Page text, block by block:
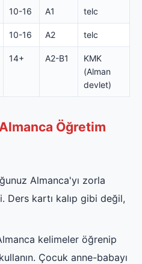
10-16 A1 telc
10-16 A2 telc
14+ A2-B1
KMK
(Alman
devlet)
Öğretim
Almanca'yı zorla
Ders kartı kalıp gibi değil,
kelimeler öğrenip
Çocuk anne-babayı